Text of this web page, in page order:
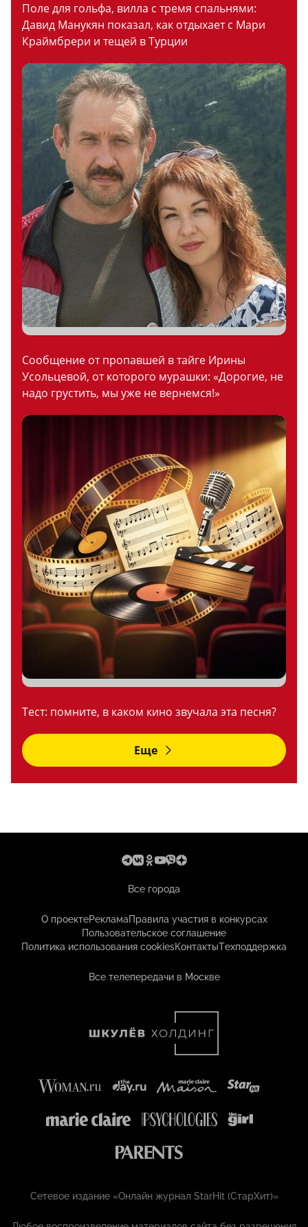
Поле для гольфа, вилла с тремя спальнями:
Давид Манукян показал, как отдыхает с Мари
Краймбрери и тещей в Турции
Сообщение от пропавшей в тайге Ирины
Усольцевой, от которого мурашки: «Дорогие, не
надо грустить, мы уже не вернемся!»
Тест: помните, в каком кино звучала эта песня?
Еще
Все города
О проектеРекламаПравила участия в конкурсах
Пользовательское соглашение
Политика использования cookiesКонтактыТехподдержка
Все телепередачи в Москве
Сетевое издание «Онлайн журнал StarHit (СтарХит)»